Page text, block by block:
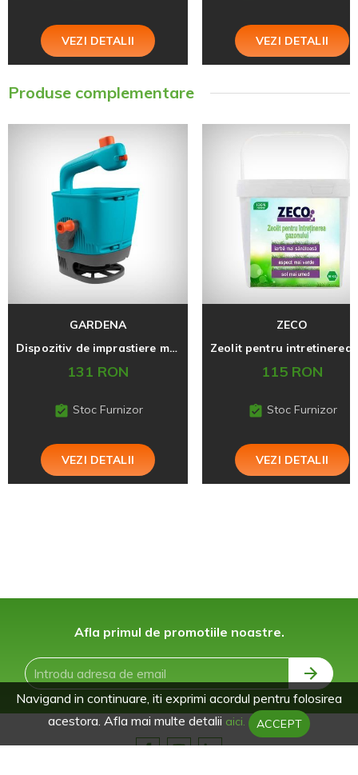
VEZI DETALII VEZI DETALII
Produse complementare
GARDENA
Dispozitiv de imprastiere manual M
131 RON
Stoc Furnizor
VEZI DETALII
ZECO
115 RON
Stoc Furnizor
VEZI DETALII
Afla primul de promotiile noastre.
Navigand in continuare, iti exprimi acordul pentru folosirea
acestora. Afla mai multe detalii aici. ACCEPT